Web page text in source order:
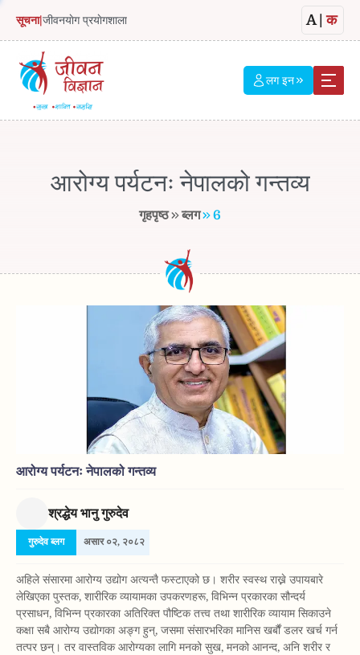
सूचना|जीवनयाेग प्रयाेगशाला A क
लग इन
आरोग्य पर्यटनः नेपालको गन्तव्य
गृहपृष्ठ ब्लग 6
आरोग्य पर्यटनः नेपालको गन्तव्य
श्रद्धेय भानु गुरुदेव
गुरुदेव ब्लग असार ०२, २०८२
अहिले संसारमा आरोग्य उद्योग अत्यन्तै फस्टाएको छ। शरीर स्वस्थ राख्ने उपायबारे
लेखिएका पुस्तक, शारीरिक व्यायामका उपकरणहरू, विभिन्न प्रकारका सौन्दर्य
प्रसाधन, विभिन्न प्रकारका अतिरिक्त पौष्टिक तत्त्व तथा शारीरिक व्यायाम सिकाउने
कक्षा सबै आरोग्य उद्योगका अङ्ग हुन्, जसमा संसारभरिका मानिस खर्बौं डलर खर्च गर्न
तत्पर छन्। तर वास्तविक आरोग्यका लागि मनको सुख, मनको आनन्द, अनि शरीर र